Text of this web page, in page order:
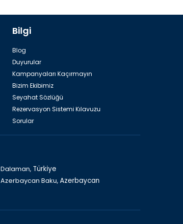
Kos Adası
Bilgi
Blog
Duyurular
Kampanyaları Kaçırmayın
Bizim Ekibimiz
Seyahat Sözlüğü
Rezervasyon Sistemi Kılavuzu
Sorular
Dalaman, Türkiye
Azerbaycan Baku, Azerbaycan